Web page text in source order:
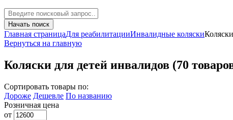
Начать поиск
Главная страницаДля реабилитацииИнвалидные коляски
Вернуться на главную
Коляски для детей инвалидов (70
Сортировать товары по:
Дороже Дешевле По названию
Розничная цена
от